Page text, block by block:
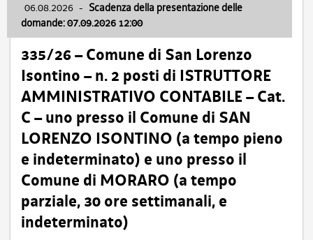
06.08.2026 - Scadenza della presentazione delle
domande: 07.09.2026 12:00
335/26 – Comune di San Lorenzo
Isontino – n. 2 posti di ISTRUTTORE
AMMINISTRATIVO CONTABILE – Cat.
C – uno presso il Comune di SAN
LORENZO ISONTINO (a tempo pieno
e indeterminato) e uno presso il
Comune di MORARO (a tempo
parziale, 30 ore settimanali, e
indeterminato)